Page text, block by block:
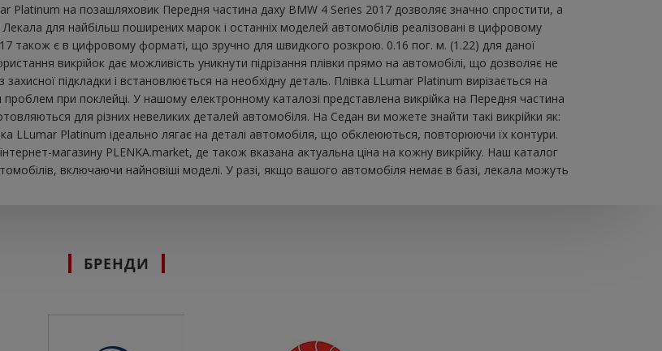
Platinum на позашляховик Передня частина даху BMW 4 Series 2017 дозволяє значно спростити, а
для найбільш поширених марок і останніх моделей автомобілів реалізовані в цифровому
також є в цифровому форматі, що зручно для швидкого розкрою. 0.16 пог. м. (1.22) для даної
викрійок дає можливість уникнути підрізання плівки прямо на автомобілі, що дозволяє не
підкладки і встановлюється на необхідну деталь. Плівка LLumar Platinum вирізається на
при поклейці. У нашому електронному каталозі представлена ​​викрійка на Передня частина
для різних невеликих деталей автомобіля. На Седан ви можете знайти такі викрійки як:
LLumar Platinum ідеально лягає на деталі автомобіля, що обклеюються, повторюючи їх контури.
магазину PLENKA.market, де також вказана актуальна ціна на кожну викрійку. Наш каталог
включаючи найновіші моделі. У разі, якщо вашого автомобіля немає в базі, лекала можуть
БРЕНДИ